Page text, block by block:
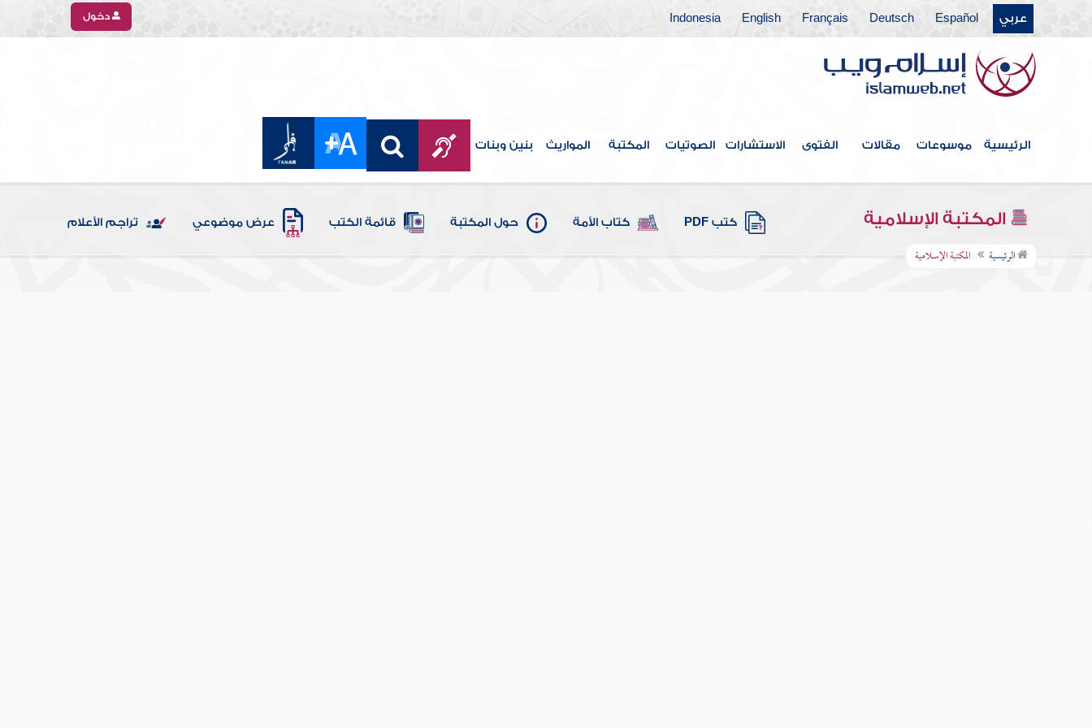
عربي Español
Deutsch
Français
English
Indonesia دخول
الرئيسية موسوعات مقالات الفتوى الاستشارات الصوتيات المكتبة المواريث بنين وبنات
المكتبة الإسلامية كتب PDF كتاب الأمة حول المكتبة قائمة الكتب عرض موضوعي تراجم الأعلام
الرئيسية المكتبة الإسلامية